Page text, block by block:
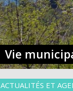
ACTUALITÉS ET
Vie